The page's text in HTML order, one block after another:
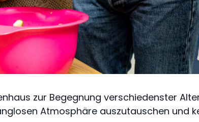
zur Begegnung verschiedenster
Atmosphäre auszutauschen und